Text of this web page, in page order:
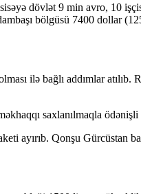
dövlət 9 min avro, 10
bölgüsü 7400 dollar
ilə bağlı addımlar
saxlanılmaqla
ayırıb. Qonşu Gürcüstan